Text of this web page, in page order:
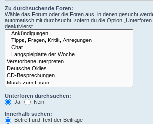
Zu durchsuchende Foren:
Wähle das Forum oder die Foren aus, in denen gesucht
automatisch mit durchsucht, sofern du die Option
deaktivierst.
Unterforen durchsuchen:
Ja
Nein
Innerhalb suchen:
Betreff und Text der Beiträge